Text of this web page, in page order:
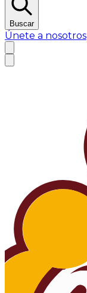
Buscar
Únete a nosotros